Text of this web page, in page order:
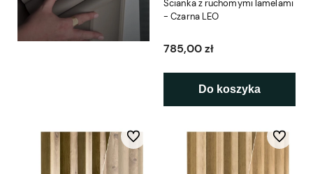
Ścianka z ruchomymi lamelami
- Czarna LEO
785,00 zł
Do koszyka
Do ulubionych Do